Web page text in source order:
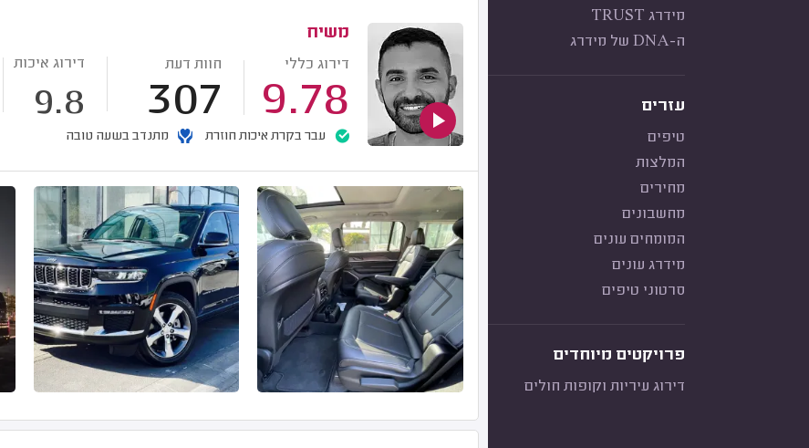
מידרג TRUST
ה-DNA של מידרג
עזרים
טיפים
המלצות
מחירים
מחשבונים
המומחים עונים
מידרג עונים
סרטוני טיפים
פרויקטים מיוחדים
דירוג עיריות וקופות חולים
משיח
דירוג כללי
9.78
חוות דעת
307
דירוג איכות
9.8
עבר בקרת איכות חוזרת מתנדב בשעה טובה